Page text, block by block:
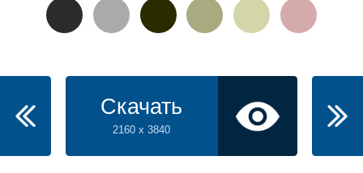
Скачать
2160 x 3840